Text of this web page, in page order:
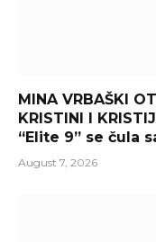
MINA VRBAŠKI
KRISTINI I
“Elite 9” se čula
August 7, 2026